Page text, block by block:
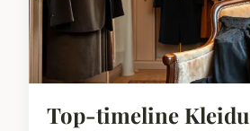
Top-timeline